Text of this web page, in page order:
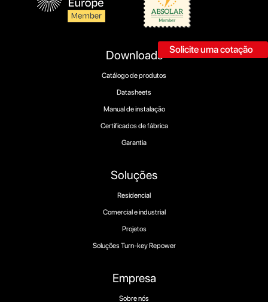
Solicite uma cotação
Empresa
Sobre nós
Soluções
Residencial
Comercial e industrial
Projetos
Soluções Turn-key Repower
Downloads
Catálogo de produtos
Datasheets
Manual de instalação
Certificados de fábrica
Garantia